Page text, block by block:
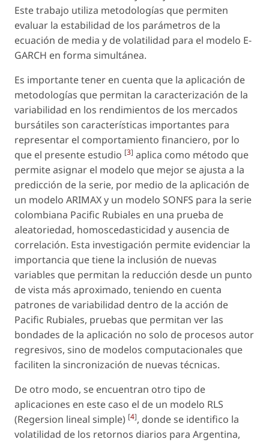
Este trabajo utiliza metodologías que permiten
evaluar la estabilidad de los parámetros de la
ecuación de media y de volatilidad para el modelo E-
GARCH en forma simultánea.
Es importante tener en cuenta que la aplicación de
metodologías que permitan la caracterización de la
variabilidad en los rendimientos de los mercados
bursátiles son características importantes para
representar el comportamiento financiero, por lo
que el presente estudio [3] aplica como método que
permite asignar el modelo que mejor se ajusta a la
predicción de la serie, por medio de la aplicación de
un modelo ARIMAX y un modelo SONFS para la serie
colombiana Pacific Rubiales en una prueba de
aleatoriedad, homoscedasticidad y ausencia de
correlación. Esta investigación permite evidenciar la
importancia que tiene la inclusión de nuevas
variables que permitan la reducción desde un punto
de vista más aproximado, teniendo en cuenta
patrones de variabilidad dentro de la acción de
Pacific Rubiales, pruebas que permitan ver las
bondades de la aplicación no solo de procesos autor
regresivos, sino de modelos computacionales que
faciliten la sincronización de nuevas técnicas.
De otro modo, se encuentran otro tipo de
aplicaciones en este caso el de un modelo RLS
(Regersion lineal simple) [4], donde se identifico la
volatilidad de los retornos diarios para Argentina,